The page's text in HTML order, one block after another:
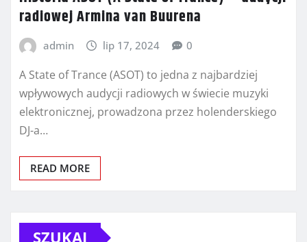
radiowej Armina van Buurena
admin lip 17, 2024 0
A State of Trance (ASOT) to jedna z najbardziej
wpływowych audycji radiowych w świecie muzyki
elektronicznej, prowadzona przez holenderskiego
DJ-a…
READ MORE
SZUKAJ